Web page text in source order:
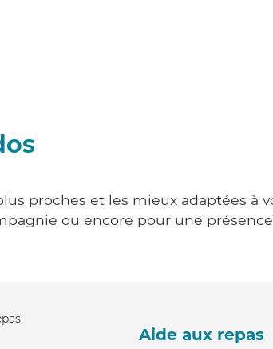
proches et les mieux adaptées à
ou encore pour une
Aide aux repas